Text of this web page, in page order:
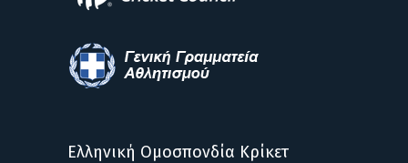
Ελληνική Ομοσπονδία Κρίκετ